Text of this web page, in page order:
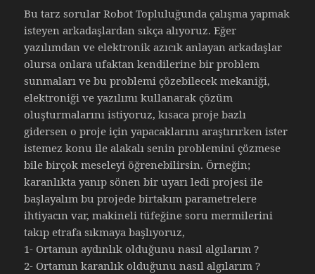
Bu tarz sorular Robot Topluluğunda çalışma yapmak
isteyen arkadaşlardan sıkça alıyoruz. Eğer
yazılımdan ve elektronik azıcık anlayan arkadaşlar
olursa onlara ufaktan kendilerine bir problem
sunmaları ve bu problemi çözebilecek mekaniği,
elektroniği ve yazılımı kullanarak çözüm
oluşturmalarını istiyoruz, kısaca proje bazlı
gidersen o proje için yapacaklarını araştırırken ister
istemez konu ile alakalı senin problemini çözmese
bile birçok meseleyi öğrenebilirsin. Örneğin;
karanlıkta yanıp sönen bir uyarı ledi projesi ile
başlayalım bu projede birtakım parametrelere
ihtiyacın var, makineli tüfeğine soru mermilerini
takıp etrafa sıkmaya başlıyoruz,
1- Ortamın aydınlık olduğunu nasıl algılarım ?
2- Ortamın karanlık olduğunu nasıl algılarım ?